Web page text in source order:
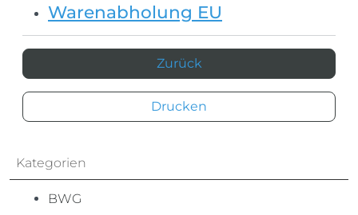
Warenabholung EU
Zurück
Drucken
Kategorien
BWG